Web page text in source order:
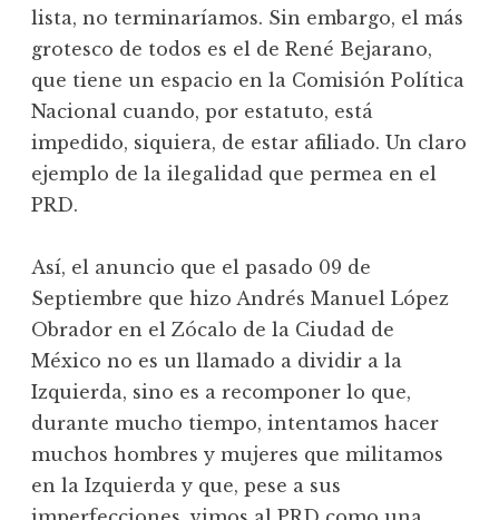
lista, no terminaríamos. Sin embargo, el más
grotesco de todos es el de René Bejarano,
que tiene un espacio en la Comisión Política
Nacional cuando, por estatuto, está
impedido, siquiera, de estar afiliado. Un claro
ejemplo de la ilegalidad que permea en el
PRD.
Así, el anuncio que el pasado 09 de
Septiembre que hizo Andrés Manuel López
Obrador en el Zócalo de la Ciudad de
México no es un llamado a dividir a la
Izquierda, sino es a recomponer lo que,
durante mucho tiempo, intentamos hacer
muchos hombres y mujeres que militamos
en la Izquierda y que, pese a sus